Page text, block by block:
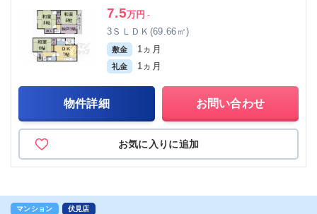
7.5万円 -
3ＳＬＤＫ(69.66㎡)
敷金 1ヵ月
礼金 1ヵ月
物件詳細 お問い合わせ
お気に入りに追加
マンション 伏見店